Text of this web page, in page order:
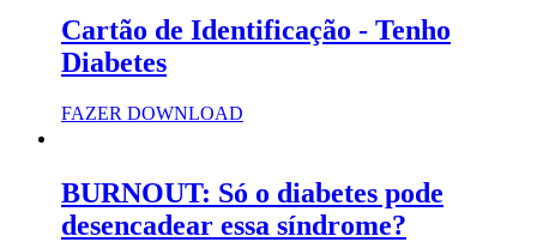
Cartão de Identificação - Tenho
Diabetes
FAZER DOWNLOAD
BURNOUT: Só o diabetes pode
desencadear essa síndrome?